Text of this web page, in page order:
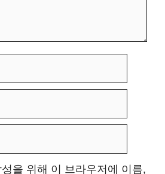
을 위해 이 브라우저에 이름,